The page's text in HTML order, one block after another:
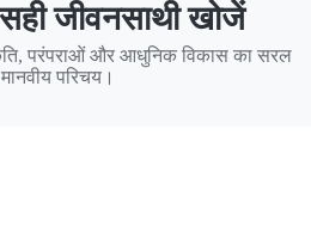
जीवनसाथी खोजें
परंपराओं और आधुनिक विकास का सरल
परिचय।